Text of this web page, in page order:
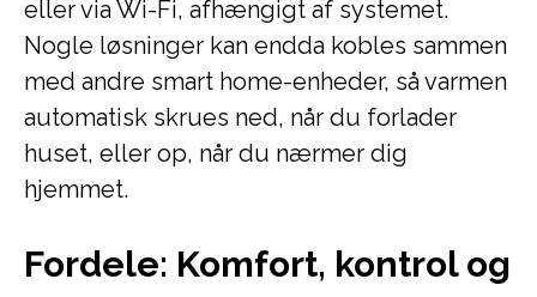
eller via Wi-Fi, afhængigt af systemet.
Nogle løsninger kan endda kobles sammen
med andre smart home-enheder, så varmen
automatisk skrues ned, når du forlader
huset, eller op, når du nærmer dig
hjemmet.
Fordele: Komfort, kontrol og